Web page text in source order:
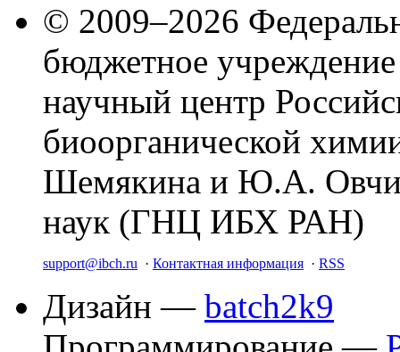
© 2009–2026
бюджетное
научный центр
биоорганической
Шемякина и Ю.А.
наук (ГНЦ ИБХ РАН)
support@ibch.ru · Контактная информация · RSS
Дизайн — batch2k9